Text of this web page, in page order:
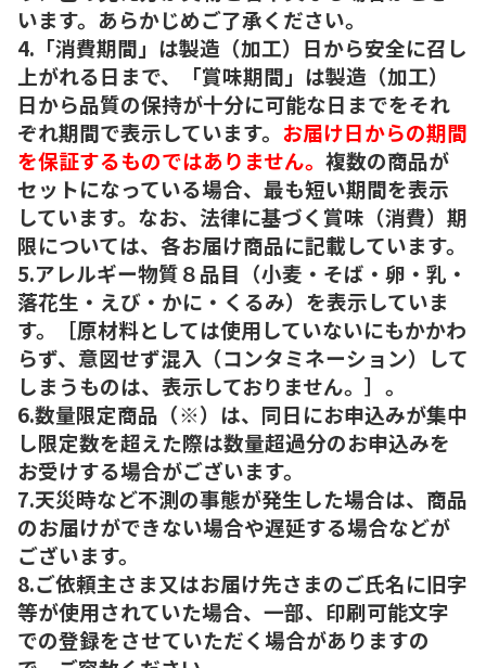
います。あらかじめご了承ください。
4.「消費期間」は製造（加工）日から安全に召し
上がれる日まで、「賞味期間」は製造（加工）
日から品質の保持が十分に可能な日までをそれ
ぞれ期間で表示しています。 お届け日からの期間
を保証するものではありません。 複数の商品が
セットになっている場合、最も短い期間を表示
しています。なお、法律に基づく賞味（消費）期
限については、各お届け商品に記載しています。
5.アレルギー物質８品目（小麦・そば・卵・乳・
落花生・えび・かに・くるみ）を表示していま
す。［原材料としては使用していないにもかかわ
らず、意図せず混入（コンタミネーション）して
しまうものは、表示しておりません。］。
6.数量限定商品（※）は、同日にお申込みが集中
し限定数を超えた際は数量超過分のお申込みを
お受けする場合がございます。
7.天災時など不測の事態が発生した場合は、商品
のお届けができない場合や遅延する場合などが
ございます。
8.ご依頼主さま又はお届け先さまのご氏名に旧字
等が使用されていた場合、一部、印刷可能文字
での登録をさせていただく場合がありますの